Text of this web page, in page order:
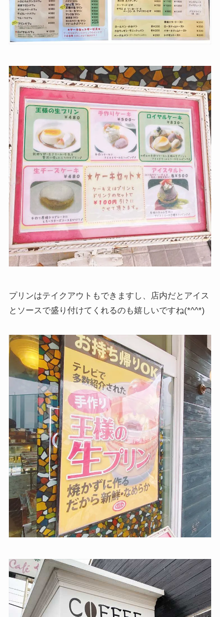
プリンはテイクアウトもできますし、店内だとアイス
とソースで盛り付けてくれるのも嬉しいですね(*^^*)